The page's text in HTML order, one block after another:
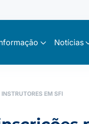
Notícias
EM SFI